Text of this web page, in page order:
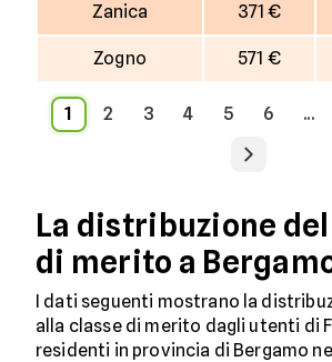
Zanica 371 €
Zogno 571 €
1 2 3 4 5 6 ...
La distribuzione
di merito a
I dati seguenti mostrano la
alla classe di merito dagli utenti di
residenti in provincia di Bergamo